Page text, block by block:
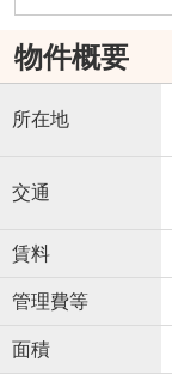
物件概要
所在地
交通
賃料
管理費等
面積